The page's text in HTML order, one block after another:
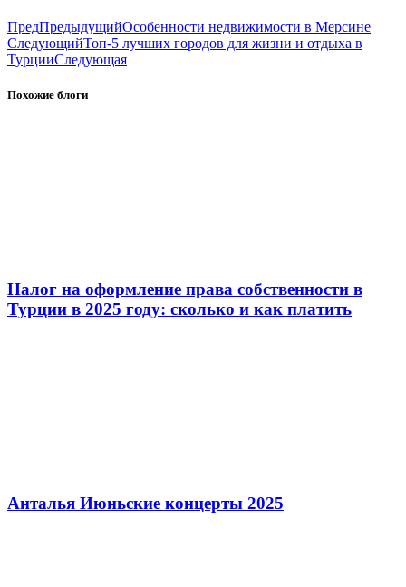
ПредПредыдущийОсобенности недвижимости в Мерсине
СледующийТоп-5 лучших городов для жизни и отдыха в
ТурцииСледующая
Похожие блоги
Налог на оформление права собственности в
Турции в 2025 году: сколько и как платить
Анталья Июньские концерты 2025